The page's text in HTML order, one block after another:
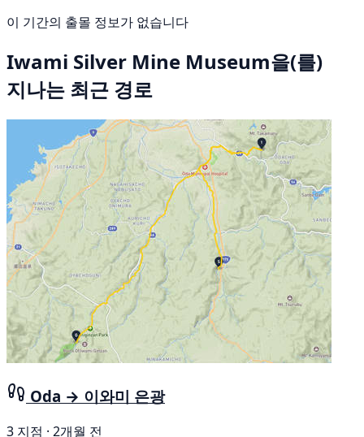
이 기간의 출몰 정보가 없습니다
Iwami Silver Mine Museum을(를)
지나는 최근 경로
Oda → 이와미 은광
3 지점 · 2개월 전